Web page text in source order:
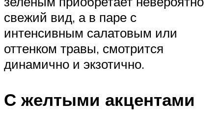
свежий вид, а в паре с
интенсивным салатовым или
оттенком травы, смотрится
динамично и экзотично.
С желтыми акцентами